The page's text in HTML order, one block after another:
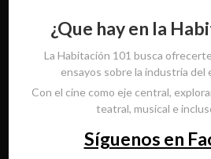
¿Que hay en la
La Habitación 101 busca
ensayos sobre la industria
Con el cine como eje central,
teatral, musical e
Síguenos en